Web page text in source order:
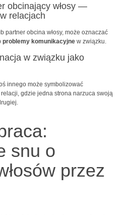
obcinający włosy —
relacjach
partner obcina włosy, może oznaczać
problemy komunikacyjnew związku.
w związku jako
innego może symbolizować
gdzie jedna strona narzuca swoją
snu o
przez